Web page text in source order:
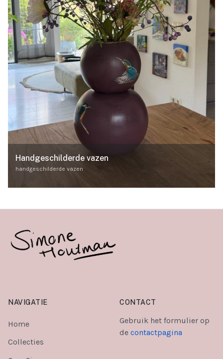
Handgeschilderde vazen
handgeschilderde vazen
NAVIGATIE
Home
Collecties
CONTACT
Gebruik het formulier op
de contactpagina